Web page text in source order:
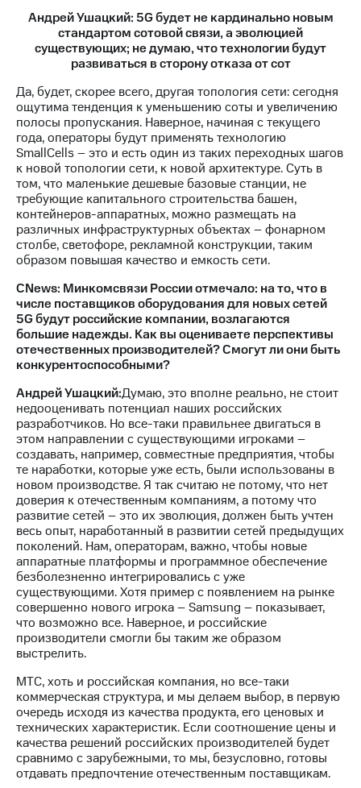
Андрей Ушацкий: 5G будет не кардинально новым
стандартом сотовой связи, а эволюцией
существующих; не думаю, что технологии будут
развиваться в сторону отказа от сот
Да, будет, скорее всего, другая топология сети: сегодня
ощутима тенденция к уменьшению соты и увеличению
полосы пропускания. Наверное, начиная с текущего
года, операторы будут применять технологию
SmallCells – это и есть один из таких переходных шагов
к новой топологии сети, к новой архитектуре. Суть в
том, что маленькие дешевые базовые станции, не
требующие капитального строительства башен,
контейнеров-аппаратных, можно размещать на
различных инфраструктурных объектах – фонарном
столбе, светофоре, рекламной конструкции, таким
образом повышая качество и емкость сети.
CNews: Минкомсвязи России отмечало: на то, что в
числе поставщиков оборудования для новых сетей
5G будут российские компании, возлагаются
большие надежды. Как вы оцениваете перспективы
отечественных производителей? Смогут ли они быть
конкурентоспособными?
Андрей Ушацкий:Думаю, это вполне реально, не стоит
недооценивать потенциал наших российских
разработчиков. Но все-таки правильнее двигаться в
этом направлении с существующими игроками –
создавать, например, совместные предприятия, чтобы
те наработки, которые уже есть, были использованы в
новом производстве. Я так считаю не потому, что нет
доверия к отечественным компаниям, а потому что
развитие сетей – это их эволюция, должен быть учтен
весь опыт, наработанный в развитии сетей предыдущих
поколений. Нам, операторам, важно, чтобы новые
аппаратные платформы и программное обеспечение
безболезненно интегрировались с уже
существующими. Хотя пример с появлением на рынке
совершенно нового игрока – Samsung – показывает,
что возможно все. Наверное, и российские
производители смогли бы таким же образом
выстрелить.
МТС, хоть и российская компания, но все-таки
коммерческая структура, и мы делаем выбор, в первую
очередь исходя из качества продукта, его ценовых и
технических характеристик. Если соотношение цены и
качества решений российских производителей будет
сравнимо с зарубежными, то мы, безусловно, готовы
отдавать предпочтение отечественным поставщикам.